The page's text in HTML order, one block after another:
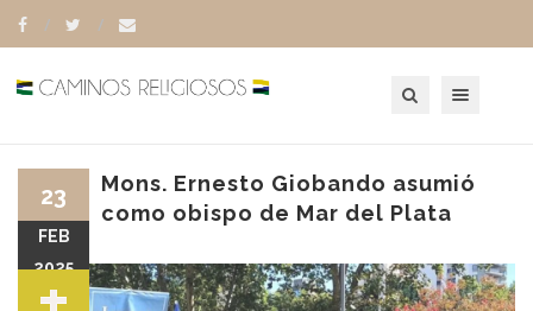
Mons. Ernesto Giobando asumió
como obispo de Mar del Plata
23
FEB
2025